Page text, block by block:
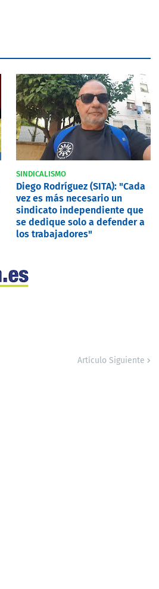
SINDICALISMO
Diego Rodríguez (SITA): "Cada
vez es más necesario un
sindicato independiente que
se dedique solo a defender a
los trabajadores"
Artículo Siguiente